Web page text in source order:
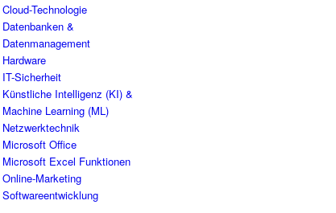
Cloud-Technologie
Datenbanken &
Datenmanagement
Hardware
IT-Sicherheit
Künstliche Intelligenz (KI) &
Machine Learning (ML)
Netzwerktechnik
Microsoft Office
Microsoft Excel Funktionen
Online-Marketing
Softwareentwicklung